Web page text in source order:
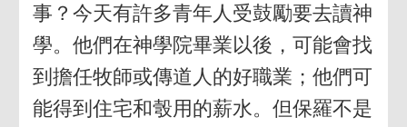
事？今天有許多青年人受鼓勵要去讀神
學。他們在神學院畢業以後，可能會找
到擔任牧師或傳道人的好職業；他們可
能得到住宅和彀用的薪水。但保羅不是